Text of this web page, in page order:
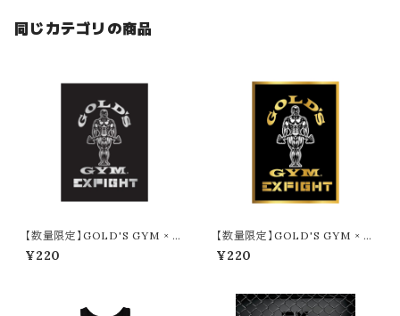
同じカテゴリの商品
【数量限定】GOLD'S GYM × E
XFIGHT ステッカー（SILVER ×
BLACK）
¥220
【数量限定】GOLD'S GYM × E
XFIGHT ステッカー（GOLD ×
BLACK）
¥220